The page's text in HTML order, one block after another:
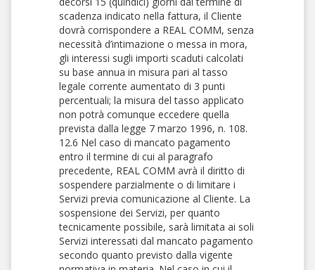
scadenza indicato nella fattura, il Cliente
dovrà corrispondere a REAL COMM, senza
necessità d’intimazione o messa in mora,
gli interessi sugli importi scaduti calcolati
su base annua in misura pari al tasso
legale corrente aumentato di 3 punti
percentuali; la misura del tasso applicato
non potrà comunque eccedere quella
prevista dalla legge 7 marzo 1996, n. 108.
12.6 Nel caso di mancato pagamento
entro il termine di cui al paragrafo
precedente, REAL COMM avrà il diritto di
sospendere parzialmente o di limitare i
Servizi previa comunicazione al Cliente. La
sospensione dei Servizi, per quanto
tecnicamente possibile, sarà limitata ai soli
Servizi interessati dal mancato pagamento
secondo quanto previsto dalla vigente